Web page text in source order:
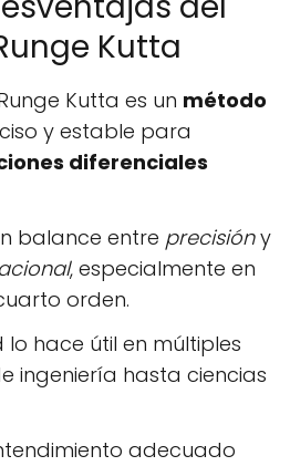
Kutta
Kutta es un método
y estable para
diferenciales
balance entre precisióny
, especialmente en
orden.
lo hace útil en múltiples
ingeniería hasta ciencias
adecuado